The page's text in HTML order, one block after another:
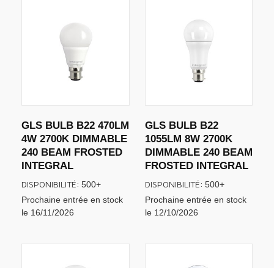
GLS BULB B22 470LM
4W 2700K DIMMABLE
240 BEAM FROSTED
INTEGRAL
Prochaine entrée en stock
le 16/11/2026
DISPONIBILITÉ: 500+
GLS BULB B22
1055LM 8W 2700K
DIMMABLE 240 BEAM
FROSTED INTEGRAL
Prochaine entrée en stock
le 12/10/2026
DISPONIBILITÉ: 500+